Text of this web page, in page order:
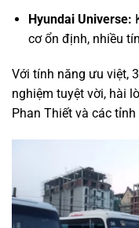
Hyundai Universe:
cơ ổn định, nhiều
Với tính năng ưu việt,
nghiệm tuyệt vời, hài
Phan Thiết và các tỉnh